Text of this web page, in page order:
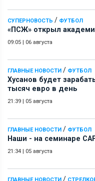
СУПЕРНОВОСТЬ / ФУТБОЛ
«ПСЖ» открыл
09:05 06 августа
ГЛАВНЫЕ НОВОСТИ / ФУТБОЛ
Хусанов будет
тысяч евро в день
21:39 05 августа
ГЛАВНЫЕ НОВОСТИ / ФУТБОЛ
Наши - на семинаре
21:34 05 августа
/